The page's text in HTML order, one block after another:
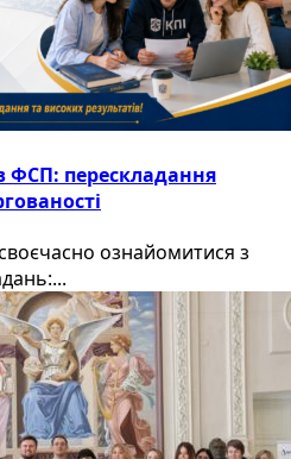
ФСП: перескладання
ознайомитися з